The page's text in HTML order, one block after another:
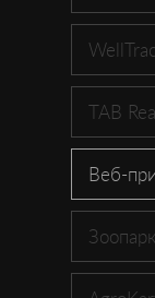
TAB
Веб-
Зоопарк